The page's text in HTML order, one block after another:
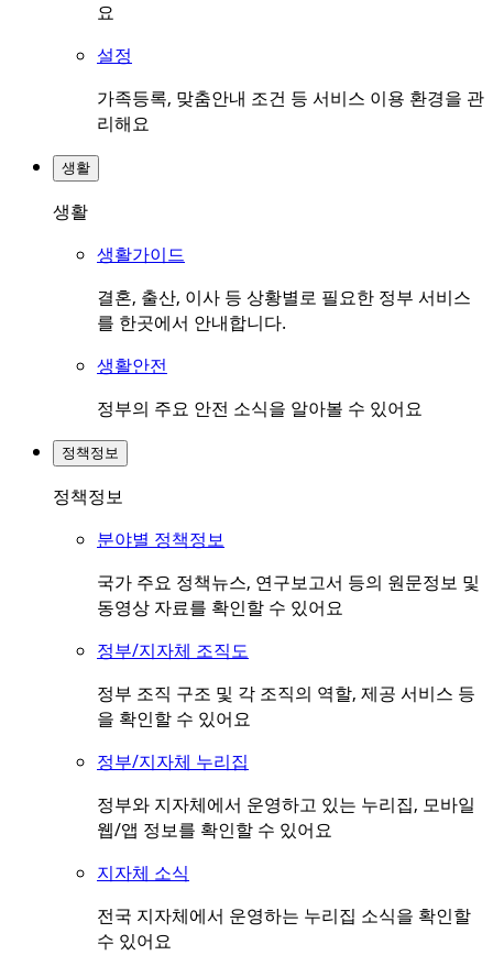
요
설정
가족등록, 맞춤안내 조건 등 서비스 이용 환경을 관
리해요
생활
생활
생활가이드
결혼, 출산, 이사 등 상황별로 필요한 정부 서비스
를 한곳에서 안내합니다.
생활안전
정부의 주요 안전 소식을 알아볼 수 있어요
정책정보
정책정보
분야별 정책정보
국가 주요 정책뉴스, 연구보고서 등의 원문정보 및
동영상 자료를 확인할 수 있어요
정부/지자체 조직도
정부 조직 구조 및 각 조직의 역할, 제공 서비스 등
을 확인할 수 있어요
정부/지자체 누리집
정부와 지자체에서 운영하고 있는 누리집, 모바일
웹/앱 정보를 확인할 수 있어요
지자체 소식
전국 지자체에서 운영하는 누리집 소식을 확인할
수 있어요